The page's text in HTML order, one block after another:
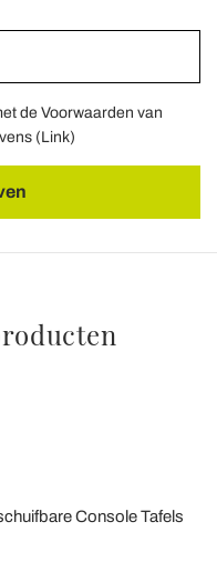
de Voorwaarden van
(Link)
Console Tafels